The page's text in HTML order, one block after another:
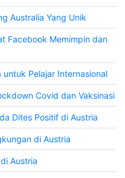
Australia Yang Unik
Facebook Memimpin dan
Pelajar Internasional
Covid dan Vaksinasi
Dites Positif di Austria
di Austria
Austria